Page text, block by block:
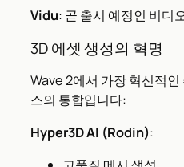
Vidu: 곧 출시 예정인 비디
3D 에셋 생성의 혁명
Wave 2에서 가장 혁신적
스의 통합입니다:
Hyper3D AI (Rodin):